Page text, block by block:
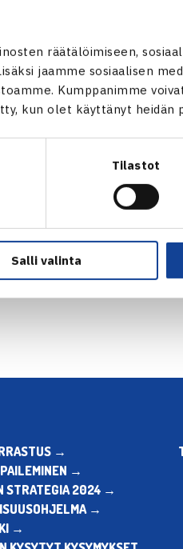
räätälöimiseen,
jaamme sosiaalisen
Kumppanimme
kun olet käyttänyt heidän
Tilastot
Salli valinta
→
→
STRATEGIA 2024 →
→
→